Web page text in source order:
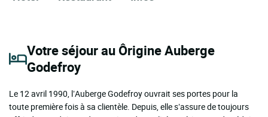
Votre séjour au Ôrigine Auberge
Godefroy
Le 12 avril 1990, l’Auberge Godefroy ouvrait ses portes pour la
toute première fois à sa clientèle. Depuis, elle s’assure de toujours